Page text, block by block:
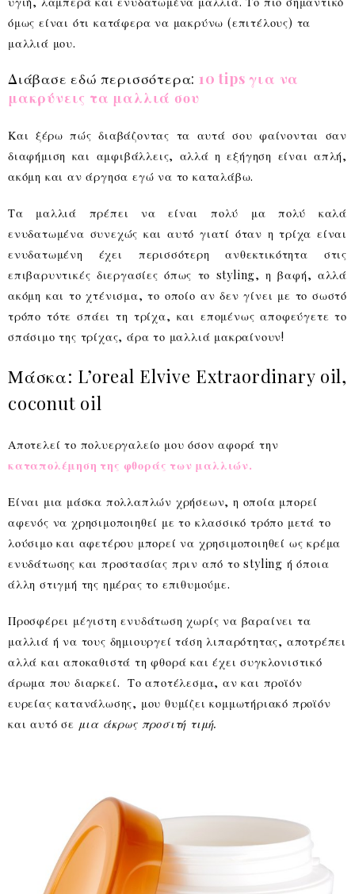
όμως είναι ότι κατάφερα να μακρύνω (επιτέλους) τα
μαλλιά μου.
Διάβασε εδώ περισσότερα:10 tips για να
μακρύνεις τα μαλλιά σου
Και ξέρω πώς διαβάζοντας τα αυτά σου φαίνονται σαν
διαφήμιση και αμφιβάλλεις, αλλά η εξήγηση είναι απλή,
ακόμη και αν άργησα εγώ να το καταλάβω.
Τα μαλλιά πρέπει να είναι πολύ μα πολύ καλά
ενυδατωμένα συνεχώς και αυτό γιατί όταν η τρίχα είναι
ενυδατωμένη έχει περισσότερη ανθεκτικότητα στις
επιβαρυντικές διεργασίες όπως το styling, η βαφή, αλλά
ακόμη και το χτένισμα, το οποίο αν δεν γίνει με το σωστό
τρόπο τότε σπάει τη τρίχα, και επομένως αποφεύγετε το
σπάσιμο της τρίχας, άρα το μαλλιά μακραίνουν!
Μάσκα: L’oreal Elvive Extraordinary oil,
coconut oil
Αποτελεί το πολυεργαλείο μου όσον αφορά την
καταπολέμηση της φθοράς των μαλλιών.
Είναι μια μάσκα πολλαπλών χρήσεων, η οποία μπορεί
αφενός να χρησιμοποιηθεί με το κλασσικό τρόπο μετά το
λούσιμο και αφετέρου μπορεί να χρησιμοποιηθεί ως κρέμα
ενυδάτωσης και προστασίας πριν από το styling ή όποια
άλλη στιγμή της ημέρας το επιθυμούμε.
Προσφέρει μέγιστη ενυδάτωση χωρίς να βαραίνει τα
μαλλιά ή να τους δημιουργεί τάση λιπαρότητας, αποτρέπει
αλλά και αποκαθιστά τη φθορά και έχει συγκλονιστικό
άρωμα που διαρκεί. Το αποτέλεσμα, αν και προϊόν
ευρείας κατανάλωσης, μου θυμίζει κομμωτήριακό προϊόν
και αυτό σε μια άκρως προσιτή τιμή.